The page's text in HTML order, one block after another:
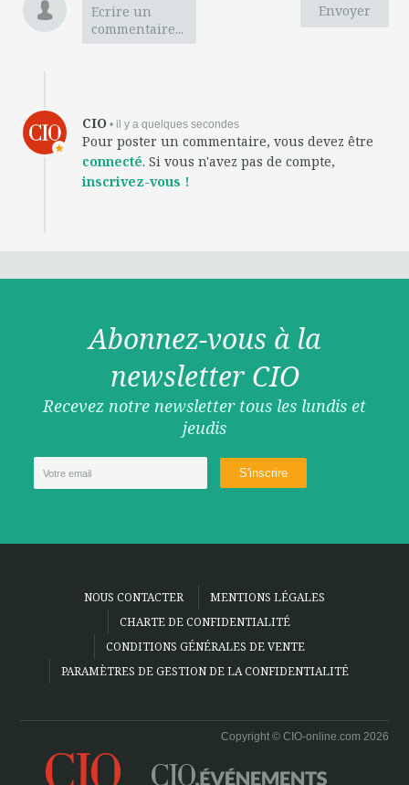
Envoyer
Ecrire un
commentaire...
CIO • il y a quelques secondes
Pour poster un commentaire, vous devez être
connecté. Si vous n'avez pas de compte,
inscrivez-vous !
Abonnez-vous à la
newsletter CIO
Recevez notre newsletter tous les lundis et
jeudis
NOUS CONTACTER
MENTIONS LÉGALES
CHARTE DE CONFIDENTIALITÉ
CONDITIONS GÉNÉRALES DE VENTE
PARAMÈTRES DE GESTION DE LA CONFIDENTIALITÉ
Copyright © CIO-online.com 2026